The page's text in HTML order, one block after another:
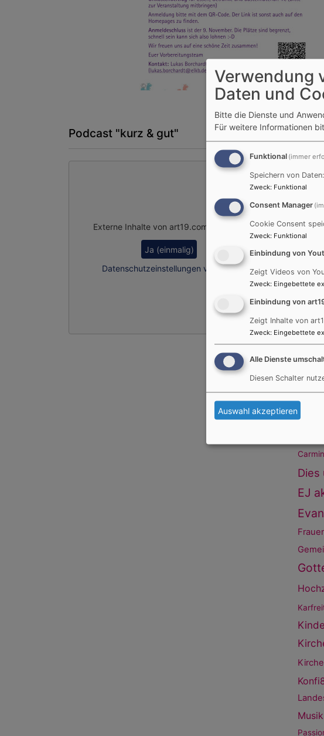
Podcast "kurz & gut"
Externe Inhalte von art19.com anzeigen?
Ja (einmalig)
Datenschutzeinstellungen verwalten
5-10
Dies
EJ
Musik
Verwendung
Daten und
Bitte die Dienste und
Für weitere Informationen
Funktional (immer
Speichern von
Zweck: Funktional
Consent Manager
Cookie Consent
Zweck: Funktional
Einbindung von
Zeigt Videos von
Zweck: Eingebettete
Einbindung von
Zeigt Inhalte von
Zweck: Eingebettete
Alle Dienste
Diesen Schalter
Auswahl akzeptieren